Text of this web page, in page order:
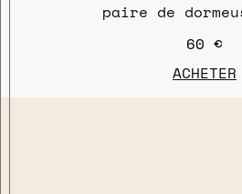
paire de
60 €
ACHETER